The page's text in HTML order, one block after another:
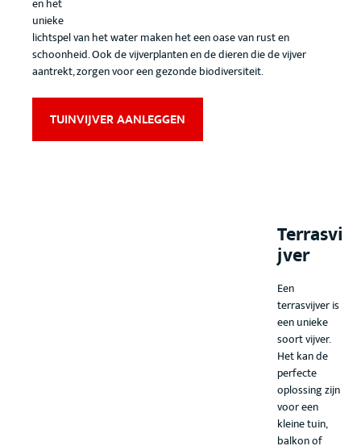
en het
unieke
lichtspel van het water maken het een oase van rust en
schoonheid. Ook de vijverplanten en de dieren die de vijver
aantrekt, zorgen voor een gezonde biodiversiteit.
TUINVIJVER AANLEGGEN
Terrasvi
jver
Een
terrasvijver is
een unieke
soort vijver.
Het kan de
perfecte
oplossing zijn
voor een
kleine tuin,
balkon of